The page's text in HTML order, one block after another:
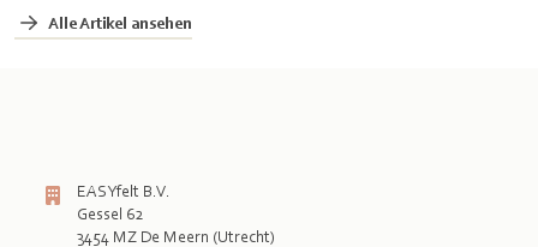
Alle Artikel ansehen
EASYfelt B.V.
Gessel 62
3454 MZ De Meern (Utrecht)